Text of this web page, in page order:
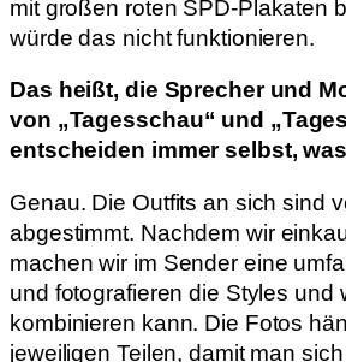
mit großen roten SPD-Plakaten
würde das nicht funktionieren.
Das heißt, die Sprecher und
von „Tagesschau“ und
entscheiden immer selbst,
Genau. Die Outfits an sich sind
abgestimmt. Nachdem wir
machen wir im Sender eine
und fotografieren die Styles und
kombinieren kann. Die Fotos
jeweiligen Teilen, damit man